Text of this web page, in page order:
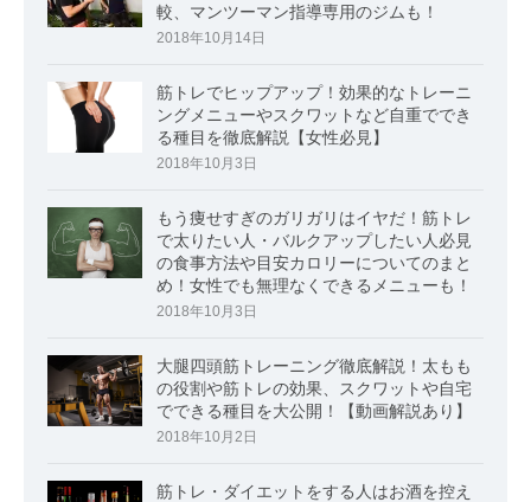
較、マンツーマン指導専用のジムも！
2018年10月14日
筋トレでヒップアップ！効果的なトレーニ
ングメニューやスクワットなど自重ででき
る種目を徹底解説【女性必見】
2018年10月3日
もう痩せすぎのガリガリはイヤだ！筋トレ
で太りたい人・バルクアップしたい人必見
の食事方法や目安カロリーについてのまと
め！女性でも無理なくできるメニューも！
2018年10月3日
大腿四頭筋トレーニング徹底解説！太もも
の役割や筋トレの効果、スクワットや自宅
でできる種目を大公開！【動画解説あり】
2018年10月2日
筋トレ・ダイエットをする人はお酒を控え